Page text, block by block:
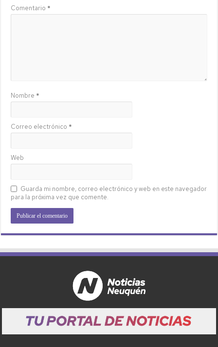
Comentario *
Nombre *
Correo electrónico *
Web
Guarda mi nombre, correo electrónico y web en este navegador
para la próxima vez que comente.